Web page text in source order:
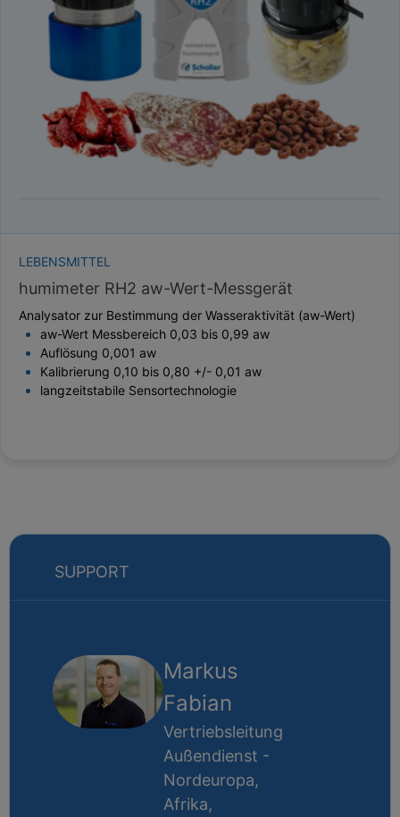
TAUPUNKT
GEWICHT / MASSE
LEBENSMITTEL
humimeter RH2 aw-Wert-Messgerät
Analysator zur Bestimmung der Wasseraktivität (aw-Wert)
aw-Wert Messbereich 0,03 bis 0,99 aw
Auflösung 0,001 aw
Kalibrierung 0,10 bis 0,80 +/- 0,01 aw
langzeitstabile Sensortechnologie
SUPPORT
Markus
Fabian
Vertriebsleitung
Außendienst -
Nordeuropa,
Afrika,